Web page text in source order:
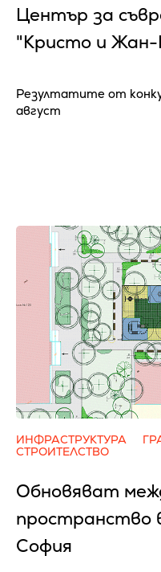
Център за
"Кристо и Жан-
Резултатите от
август
ИНФРАСТРУКТУРА
СТРОИТЕЛСТВО
Обновяват
пространство
София